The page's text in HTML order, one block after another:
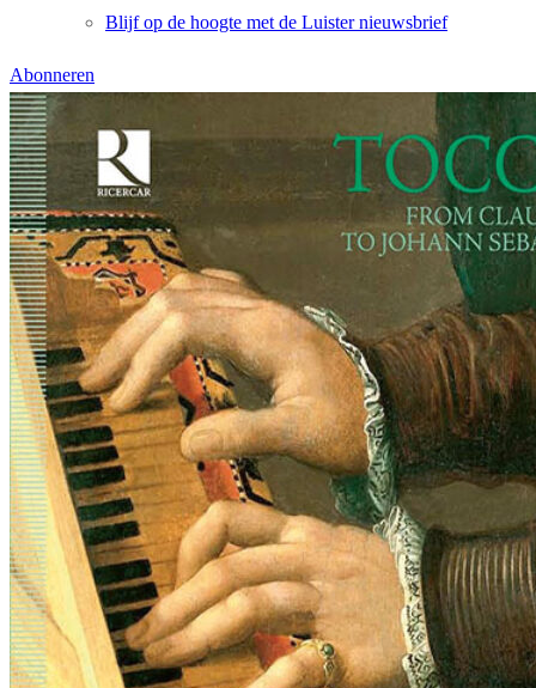
Blijf op de hoogte met de Luister nieuwsbrief
Abonneren